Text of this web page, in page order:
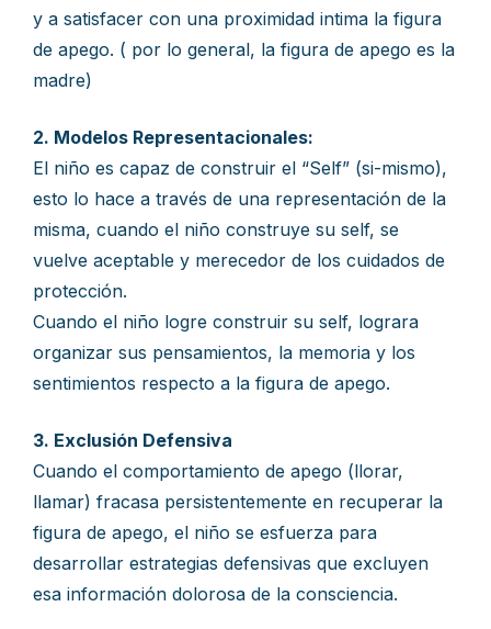
y a satisfacer con una proximidad intima la figura
de apego. ( por lo general, la figura de apego es la
madre)
2. Modelos Representacionales:
El niño es capaz de construir el “Self” (si-mismo),
esto lo hace a través de una representación de la
misma, cuando el niño construye su self, se
vuelve aceptable y merecedor de los cuidados de
protección.
Cuando el niño logre construir su self, lograra
organizar sus pensamientos, la memoria y los
sentimientos respecto a la figura de apego.
3. Exclusión Defensiva
Cuando el comportamiento de apego (llorar,
llamar) fracasa persistentemente en recuperar la
figura de apego, el niño se esfuerza para
desarrollar estrategias defensivas que excluyen
esa información dolorosa de la consciencia.